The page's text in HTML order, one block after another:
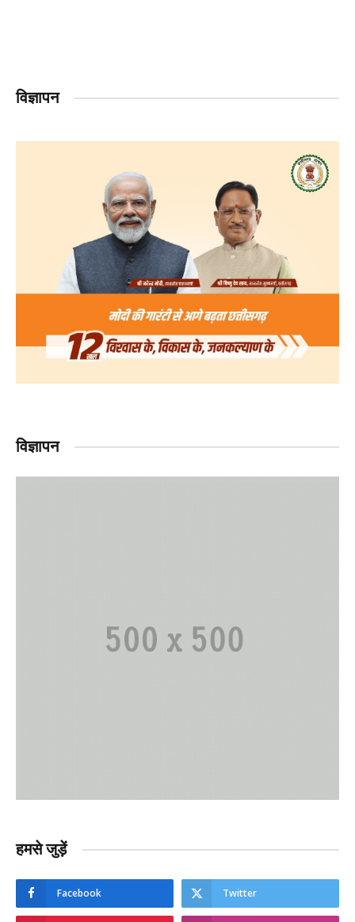
विज्ञापन
विज्ञापन
हमसे जुड़ें
Facebook Twitter